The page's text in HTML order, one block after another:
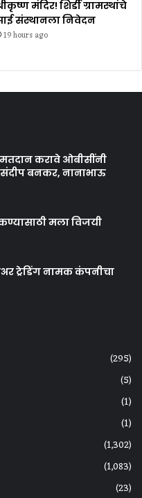
मंदिर! शिर्डी ग्रामस्थांचे
संस्थानला निवेदन
19 hours ago
मतदान करावे ओबीसींनी
बनकर, नानाभाऊ
मला विजयी
ट्रेडिंग नामक कंपनीचा
(295)
(5)
(1)
(1)
(1,302)
(1,083)
(23)